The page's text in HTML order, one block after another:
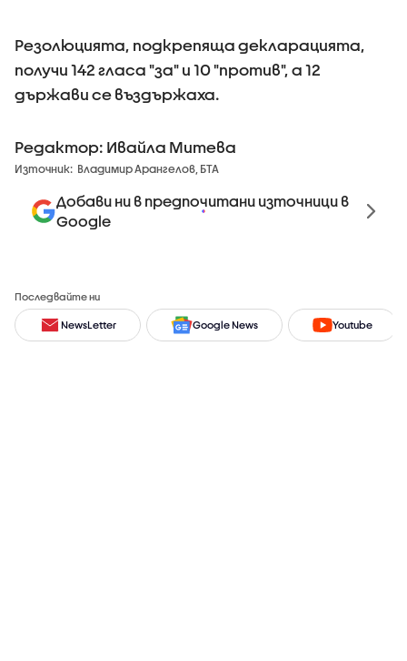
Резолюцията, подкрепяща декларацията,
получи 142 гласа "за" и 10 "против", а 12
държави се въздържаха.
Редактор: Ивайла Митева
Източник: Владимир Арангелов, БТА
Добави ни в предпочитани източници в
Google
Последвайте ни
NewsLetter Google News Youtube